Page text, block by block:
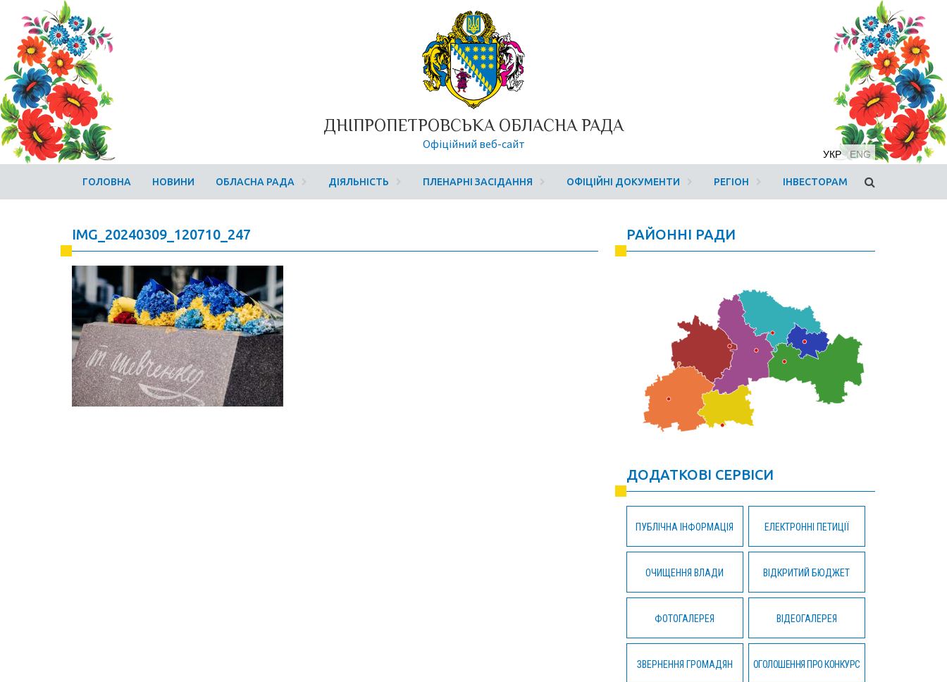
ДНІПРОПЕТРОВСЬКА ОБЛАСНА РАДА
Офіційний веб-сайт
УКР ENG
ГОЛОВНА НОВИНИ ОБЛАСНА РАДА ДІЯЛЬНІСТЬ ПЛЕНАРНІ ЗАСІДАННЯ ОФІЦІЙНІ ДОКУМЕНТИ РЕГІОН ІНВЕСТОРАМ
IMG_20240309_120710_247 РАЙОННІ РАДИ
ДОДАТКОВІ СЕРВІСИ
ПУБЛІЧНА ІНФОРМАЦІЯ ЕЛЕКТРОННІ ПЕТИЦІЇ
ОЧИЩЕННЯ ВЛАДИ ВІДКРИТИЙ БЮДЖЕТ
ФОТОГАЛЕРЕЯ ВІДЕОГАЛЕРЕЯ
ЗВЕРНЕННЯ ГРОМАДЯН ОГОЛОШЕННЯ ПРО КОНКУРС